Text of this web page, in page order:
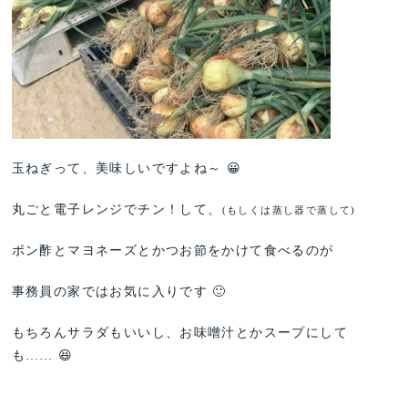
玉ねぎって、美味しいですよね～ 😀
丸ごと電子レンジでチン！して、 (もしくは蒸し器で蒸して)
ポン酢とマヨネーズとかつお節をかけて食べるのが
事務員の家ではお気に入りです 🙂
もちろんサラダもいいし、お味噌汁とかスープにして
も…… 😆